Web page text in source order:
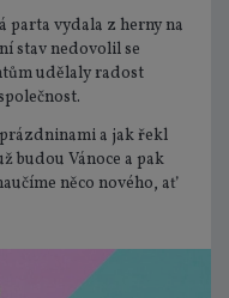
parta vydala z herny na
stav nedovolil se
udělaly radost
a jak řekl
budou Vánoce a pak
něco nového, ať